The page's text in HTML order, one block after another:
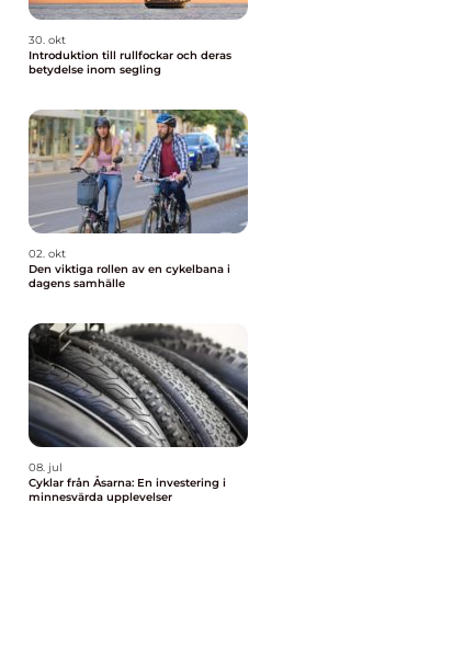
30. okt
Introduktion till rullfockar och deras
betydelse inom segling
02. okt
Den viktiga rollen av en cykelbana i
dagens samhälle
08. jul
Cyklar från Åsarna: En investering i
minnesvärda upplevelser